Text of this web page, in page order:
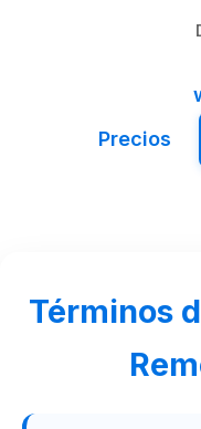
Precios
Términos